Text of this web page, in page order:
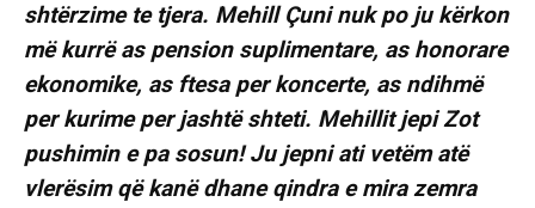
shtërzime te tjera. Mehill Çuni nuk po ju kërkon
më kurrë as pension suplimentare, as honorare
ekonomike, as ftesa per koncerte, as ndihmë
per kurime per jashtë shteti. Mehillit jepi Zot
pushimin e pa sosun! Ju jepni ati vetëm atë
vlerësim që kanë dhane qindra e mira zemra